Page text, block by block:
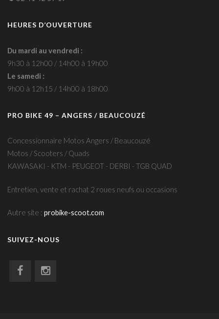
HEURES D’OUVERTURE
Du mardi au vendredi :
9h30 à 12h00 / 14h00 à 19h00
Le samedi :
9h00 à 12h15 / 14h00 à 18h00
PRO BIKE 49 – ANGERS / BEAUCOUZÉ
Concessionnaire Motos Angers / Beaucouzé
Motos / Scooters / Quads
KAWASAKI - KTM - PEUGEOT - DERBI - TGB QUAD
Entretien, vente et rachat 2 roues neufs ou occasions
Autre site : probike-scoot.com
SUIVEZ-NOUS